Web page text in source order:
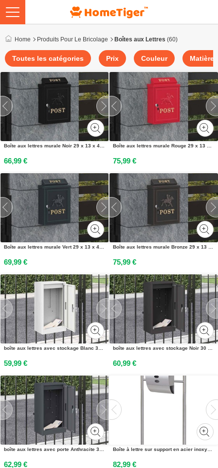
Home Produits Pour Le Bricolage Boîtes aux Lettres (60)
Toutes les catégories Prix Couleur Matière
Boîte aux lettres murale Noir 29 x 13 x 41 cm Aluminium coulé
66,99 €
Boîte aux lettres murale Rouge 29 x 13 x 41 cm Aluminium coulé
75,99 €
Boîte aux lettres murale Vert 29 x 13 x 41 cm Aluminium coulé
69,99 €
Boîte aux lettres murale Bronze 29 x 13 x 41 cm Aluminium coulé
75,99 €
boîte aux lettres avec stockage Blanc 30 x 20 x 55 cm Acier
59,99 €
boîte aux lettres avec stockage Noir 30 x 20 x 55 cm Acier
60,99 €
boîte aux lettres avec porte Anthracite 30 x 20 x 55 cm Acier
62,99 €
Boîte à lettre sur support en acier inoxydable
82,99 €